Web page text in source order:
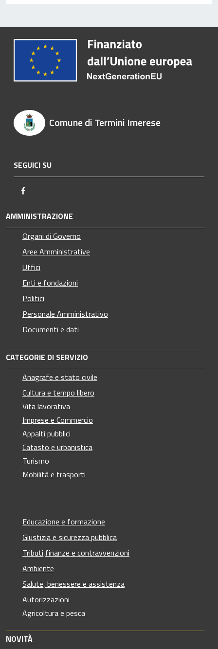
Comune di Termini Imerese
SEGUICI SU
AMMINISTRAZIONE
Organi di Governo
Aree Amministrative
Uffici
Enti e fondazioni
Politici
Personale Amministrativo
Documenti e dati
CATEGORIE DI SERVIZIO
Anagrafe e stato civile
Cultura e tempo libero
Vita lavorativa
Imprese e Commercio
Appalti pubblici
Catasto e urbanistica
Turismo
Mobilità e trasporti
Educazione e formazione
Giustizia e sicurezza pubblica
Tributi,finanze e contravvenzioni
Ambiente
Salute, benessere e assistenza
Autorizzazioni
Agricoltura e pesca
NOVITÀ